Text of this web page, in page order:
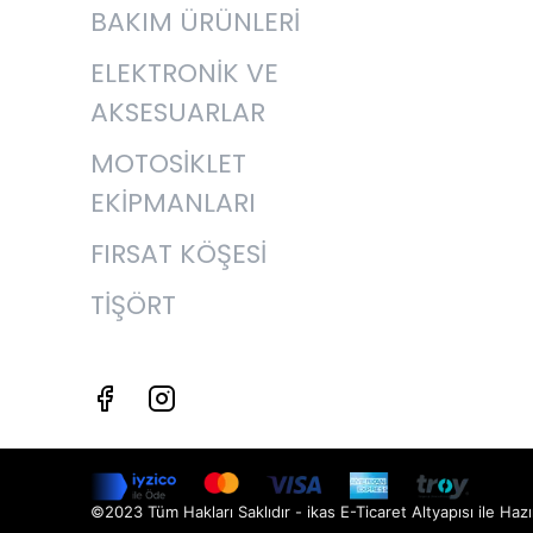
BAKIM ÜRÜNLERİ
ELEKTRONİK VE
AKSESUARLAR
MOTOSİKLET
EKİPMANLARI
FIRSAT KÖŞESİ
TİŞÖRT
©2023 Tüm Hakları Saklıdır - ikas E-Ticaret Altyapısı ile